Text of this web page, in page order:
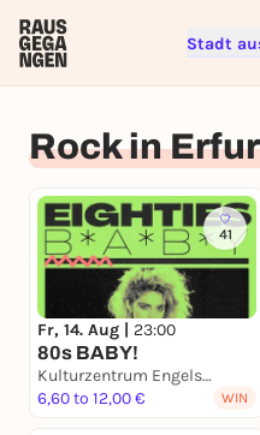
Stadt
Rock in
41
Fr, 14. Aug | 23:00
80s BABY!
Kulturzentrum Engelsburg
6,60 to 12,00 €
WIN
Sign up for
To like events,
lotteries, you need a
REGISTER
You already have